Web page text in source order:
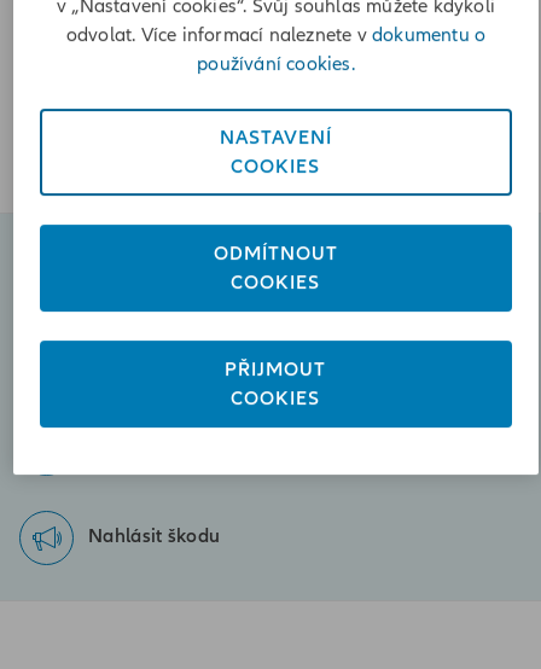
10100 Praha 10 - Vršovice
Vypočítat vzdálenost
Naplánovat schůzku
Poslat zprávu
petr.novak@iallianz.cz
Nahlásit škodu
v „Nastavení cookies“. Svůj souhlas můžete kdykoli
odvolat. Více informací naleznete v dokumentu o
používání cookies.
NASTAVENÍ
COOKIES
ODMÍTNOUT
COOKIES
PŘIJMOUT
COOKIES